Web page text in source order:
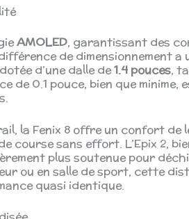
AMOLED, garantissant des
de dimensionnement a
d’une dalle de1.4 pouces,
de 0.1 pouce, bien que minime,
la Fenix 8 offre un confort de
course sans effort. L’Epix 2,
plus soutenue pour
ou en salle de sport, cette
quasi identique.